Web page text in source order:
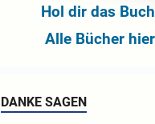
Hol dir das
Alle Bücher hier
DANKE SAGEN